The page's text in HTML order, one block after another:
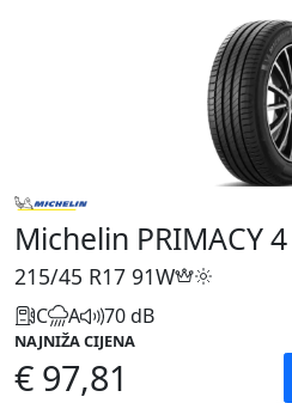
Michelin PRIMACY 4
215/45 R17 91W
C A 70 dB
NAJNIŽA CIJENA
€ 97,81